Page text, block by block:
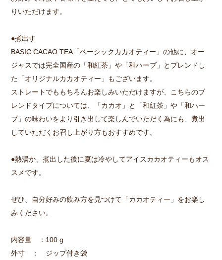
りいただけます。
●煮出す
BASIC CACAO TEA「ベーシックカカオティー」の他に、オー
ジャスでは完全国産の「和紅茶」や「和ハーブ」とブレンドし
た「オリジナルカカオティー」もございます。
ストレートでももちろんお楽しみいただけますが、こちらのブ
レンドタイプについては、「カカオ」と「和紅茶」や「和ハー
ブ」の味わいをより引き出して楽しんでいただく為にも、煮出
していただくお召し上がり方もおすすめです。
●熱湯か、煮出した後に夏は冷やしてアイスカカオティーもオス
スメです。
ぜひ、自分好みの飲み方を見つけて「カカオティー」をお楽し
みください。
内容量 ：100 g
外寸 ： ジップ付き袋